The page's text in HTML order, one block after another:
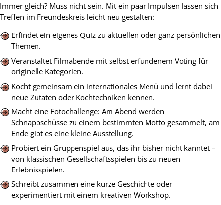
Immer gleich? Muss nicht sein. Mit ein paar Impulsen lassen sich
Treffen im Freundeskreis leicht neu gestalten:
Erfindet ein eigenes Quiz zu aktuellen oder ganz persönlichen
Themen.
Veranstaltet Filmabende mit selbst erfundenem Voting für
originelle Kategorien.
Kocht gemeinsam ein internationales Menü und lernt dabei
neue Zutaten oder Kochtechniken kennen.​
Macht eine Fotochallenge: Am Abend werden
Schnappschüsse zu einem bestimmten Motto gesammelt, am
Ende gibt es eine kleine Ausstellung.
Probiert ein Gruppenspiel aus, das ihr bisher nicht kanntet –
von klassischen Gesellschaftsspielen bis zu neuen
Erlebnisspielen.​
Schreibt zusammen eine kurze Geschichte oder
experimentiert mit einem kreativen Workshop.